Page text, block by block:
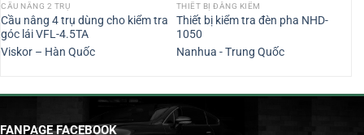
CẦU NÂNG 2 TRỤ
Cầu nâng 4 trụ dùng cho kiểm tra
góc lái VFL-4.5TA
Viskor – Hàn Quốc
THIẾT BỊ ĐĂNG KIỂM
Thiết bị kiểm tra đèn pha NHD-
1050
Nanhua - Trung Quốc
FANPAGE FACEBOOK